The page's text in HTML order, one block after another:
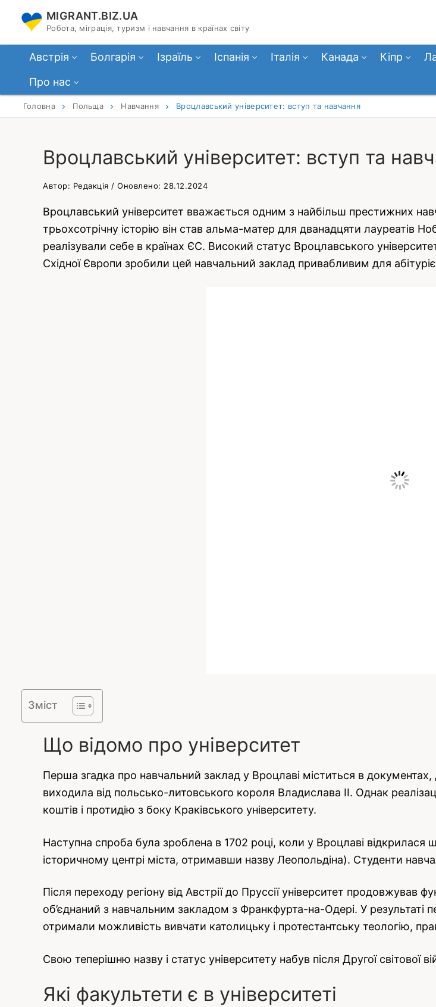
вмісту
MIGRANT.BIZ.UA
Робота, міграція, туризм і навчання в країнах світу
Австрія Болгарія Ізраїль Іспанія Італія Канада Кіпр
Про нас
Головна Польща Навчання Вроцлавський університет: вступ та навчання
Вроцлавський університет: вступ та
Автор: Редакція / Оновлено: 28.12.2024
Вроцлавський університет вважається одним з найбільш престижних
трьохсотрічну історію він став альма-матер для дванадцяти лауреатів
реалізували себе в країнах ЄС. Високий статус Вроцлавського
Східної Європи зробили цей навчальний заклад привабливим для
Зміст
Що відомо про університет
Перша згадка про навчальний заклад у Вроцлаві міститься в документах,
виходила від польсько-литовського короля Владислава II. Однак
коштів і протидію з боку Краківського університету.
Наступна спроба була зроблена в 1702 році, коли у Вроцлаві відкрилася
історичному центрі міста, отримавши назву Леопольдіна). Студенти
Після переходу регіону від Австрії до Пруссії університет продовжував
об’єднаний з навчальним закладом з Франкфурта-на-Одері. У результаті
отримали можливість вивчати католицьку і протестантську теологію,
Свою теперішню назву і статус університету набув після Другої
Які факультети є в університеті